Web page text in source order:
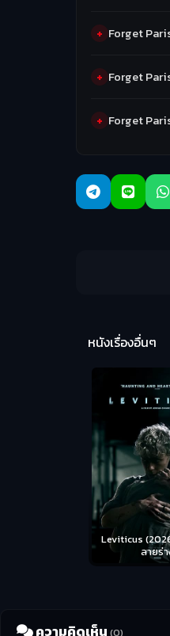
Forget
Forget
Forget
หนังเรื่องอื่นๆ
Leviticus
ลายร่
ความคิดเห็น (0)